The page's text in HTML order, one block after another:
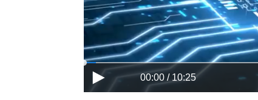
00:00 / 10:25